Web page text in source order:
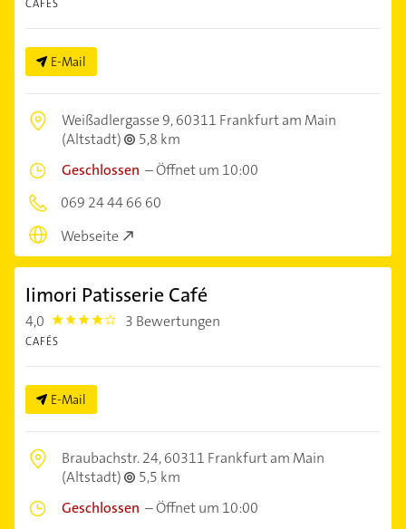
CAFÉS
E-Mail
Weißadlergasse 9,60311 Frankfurt am Main
(Altstadt)
5,8 km
Geschlossen –Öffnet um 10:00
069 24 44 66 60
Webseite
Iimori Patisserie Café
4,0 4.0 3 Bewertungen
CAFÉS
E-Mail
Braubachstr. 24,60311 Frankfurt am Main
(Altstadt)
5,5 km
Geschlossen –Öffnet um 10:00